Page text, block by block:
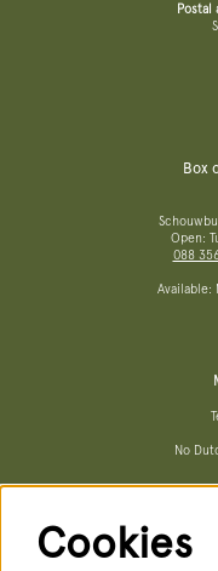
Postal
Box
Open:
088
Available:
No
Cookies